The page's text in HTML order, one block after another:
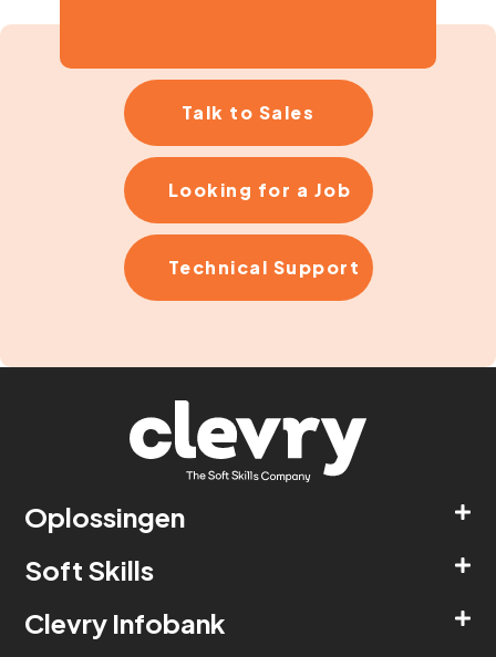
Talk to Sales
Looking for a Job
Technical Support
Oplossingen
Soft Skills
Clevry Infobank